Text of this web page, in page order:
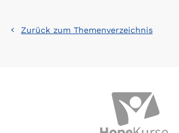
Zurück zum Themenverzeichnis